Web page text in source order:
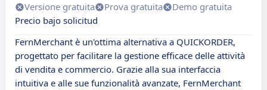
Versione gratuita Prova gratuita
Demo gratuita
Precio bajo solicitud
FernMerchant è un'ottima alternativa a QUICKORDER,
progettato per facilitare la gestione efficace delle attività
di vendita e commercio. Grazie alla sua interfaccia
intuitiva e alle sue funzionalità avanzate, FernMerchant